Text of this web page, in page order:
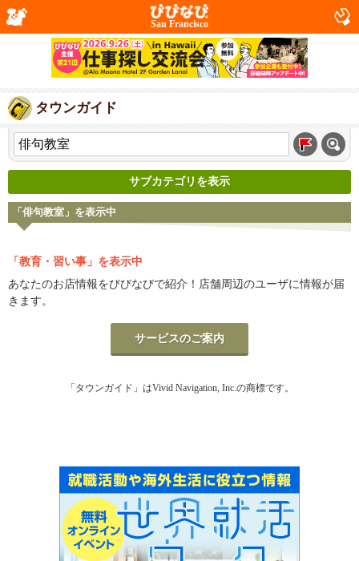
San Francisco
タウンガイド
サブカテゴリを表示
「俳句教室」を表示中
「教育・習い事」を表示中
あなたのお店情報をびびなびで紹介！店舗周辺のユーザに情報が届
きます。
サービスのご案内
「タウンガイド」はVivid Navigation, Inc.の商標です。